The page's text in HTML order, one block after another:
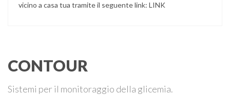
vicino a casa tua tramite il seguente link: LINK
CONTOUR
Sistemi per il monitoraggio della glicemia.